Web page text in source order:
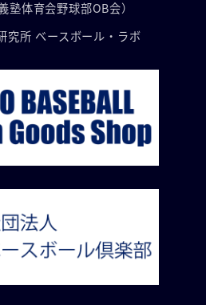
塾体育会野球部OB会）
究所 ベースボール・ラボ